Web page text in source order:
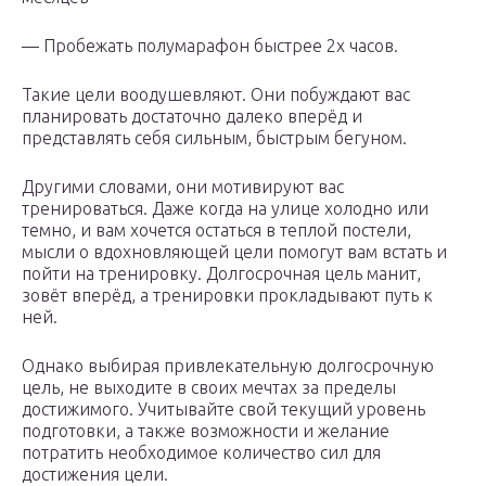
— Пробежать полумарафон быстрее 2х часов.
Такие цели воодушевляют. Они побуждают вас
планировать достаточно далеко вперёд и
представлять себя сильным, быстрым бегуном.
Другими словами, они мотивируют вас
тренироваться. Даже когда на улице холодно или
темно, и вам хочется остаться в теплой постели,
мысли о вдохновляющей цели помогут вам встать и
пойти на тренировку. Долгосрочная цель манит,
зовёт вперёд, а тренировки прокладывают путь к
ней.
Однако выбирая привлекательную долгосрочную
цель, не выходите в своих мечтах за пределы
достижимого. Учитывайте свой текущий уровень
подготовки, а также возможности и желание
потратить необходимое количество сил для
достижения цели.